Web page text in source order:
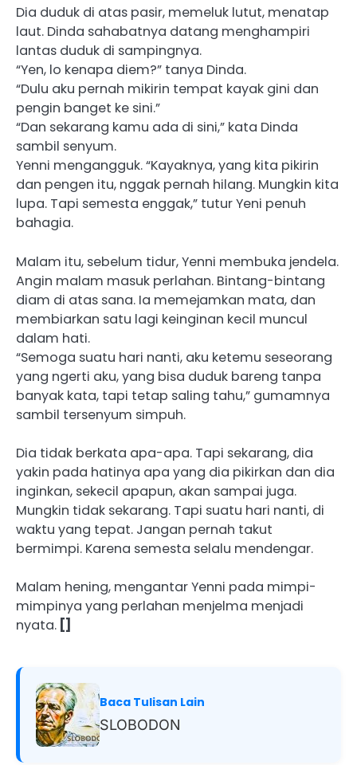
Dia duduk di atas pasir, memeluk lutut, menatap
laut. Dinda sahabatnya datang menghampiri
lantas duduk di sampingnya.
“Yen, lo kenapa diem?” tanya Dinda.
“Dulu aku pernah mikirin tempat kayak gini dan
pengin banget ke sini.”
“Dan sekarang kamu ada di sini,” kata Dinda
sambil senyum.
Yenni mengangguk. “Kayaknya, yang kita pikirin
dan pengen itu, nggak pernah hilang. Mungkin kita
lupa. Tapi semesta enggak,” tutur Yeni penuh
bahagia.
Malam itu, sebelum tidur, Yenni membuka jendela.
Angin malam masuk perlahan. Bintang-bintang
diam di atas sana. Ia memejamkan mata, dan
membiarkan satu lagi keinginan kecil muncul
dalam hati.
“Semoga suatu hari nanti, aku ketemu seseorang
yang ngerti aku, yang bisa duduk bareng tanpa
banyak kata, tapi tetap saling tahu,” gumamnya
sambil tersenyum simpuh.
Dia tidak berkata apa-apa. Tapi sekarang, dia
yakin pada hatinya apa yang dia pikirkan dan dia
inginkan, sekecil apapun, akan sampai juga.
Mungkin tidak sekarang. Tapi suatu hari nanti, di
waktu yang tepat. Jangan pernah takut
bermimpi. Karena semesta selalu mendengar.
Malam hening, mengantar Yenni pada mimpi-
mimpinya yang perlahan menjelma menjadi
nyata. []
Baca Tulisan Lain
SLOBODON